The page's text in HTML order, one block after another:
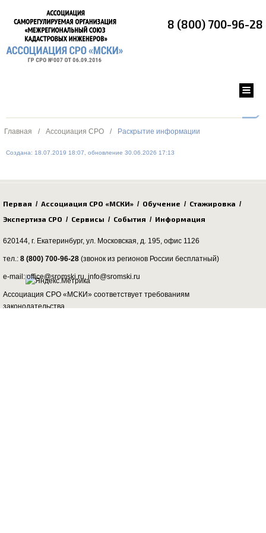
8 (800) 700-96-28
Главная / Ассоциация СРО / Раскрытие информации
Создана: 18.07.2019 18:07, обновление 30.06.2026 17:13
Первая / Ассоциация СРО «МСКИ» / Обучение / Стажировка /
Экспертиза СРО / Сервисы / События / Информация
620144, г. Екатеринбург, ул. Московская, д. 195, офис 1126
тел.: 8 (800) 700-96-28 (звонок из регионов России бесплатный)
e-mail: office@sromski.ru, info@sromski.ru
Ассоциация СРО «МСКИ» соответствует требованиям
законодательства